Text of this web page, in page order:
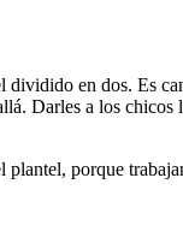
en dos. Es
Darles a los
porque